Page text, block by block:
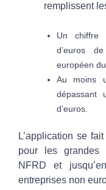
remplissent
Un chiffre
d’euros
européen
Au moins
dépassant
d’euros.
L’application se
pour les grandes
NFRD et
entreprises non